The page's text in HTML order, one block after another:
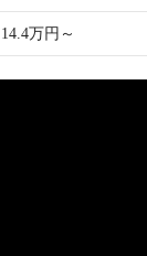
14.4万円～